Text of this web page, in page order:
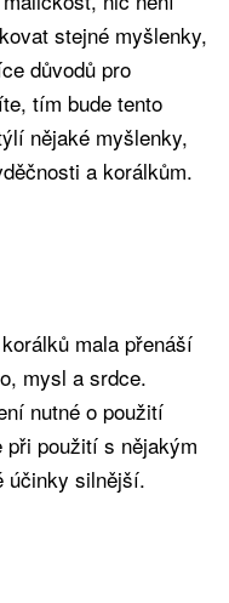
stejné myšlenky,
důvodů pro
tím bude tento
nějaké myšlenky,
a korálkům.
mala přenáší
mysl a srdce.
nutné o použití
použití s nějakým
účinky silnější.